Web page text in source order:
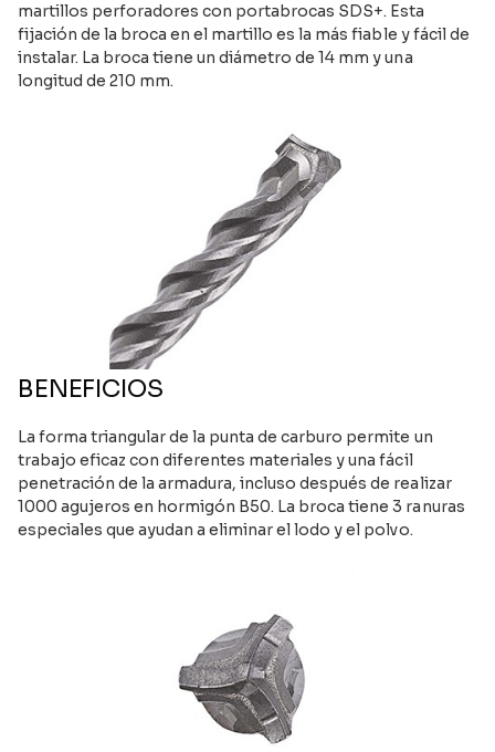
martillos perforadores con portabrocas SDS+. Esta
fijación de la broca en el martillo es la más fiable y fácil de
instalar. La broca tiene un diámetro de 14 mm y una
longitud de 210 mm.
BENEFICIOS
La forma triangular de la punta de carburo permite un
trabajo eficaz con diferentes materiales y una fácil
penetración de la armadura, incluso después de realizar
1000 agujeros en hormigón B50. La broca tiene 3 ranuras
especiales que ayudan a eliminar el lodo y el polvo.